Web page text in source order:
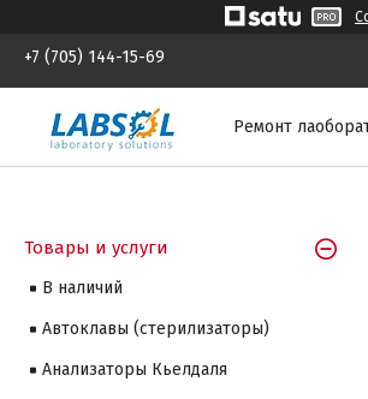
+7 (705) 144-15-69
Ремонт
Товары и услуги
В наличий
Автоклавы (стерилизаторы)
Анализаторы Кьелдаля